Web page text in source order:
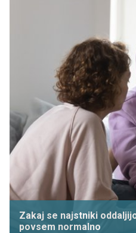
Zakaj se najstniki
povsem normalno